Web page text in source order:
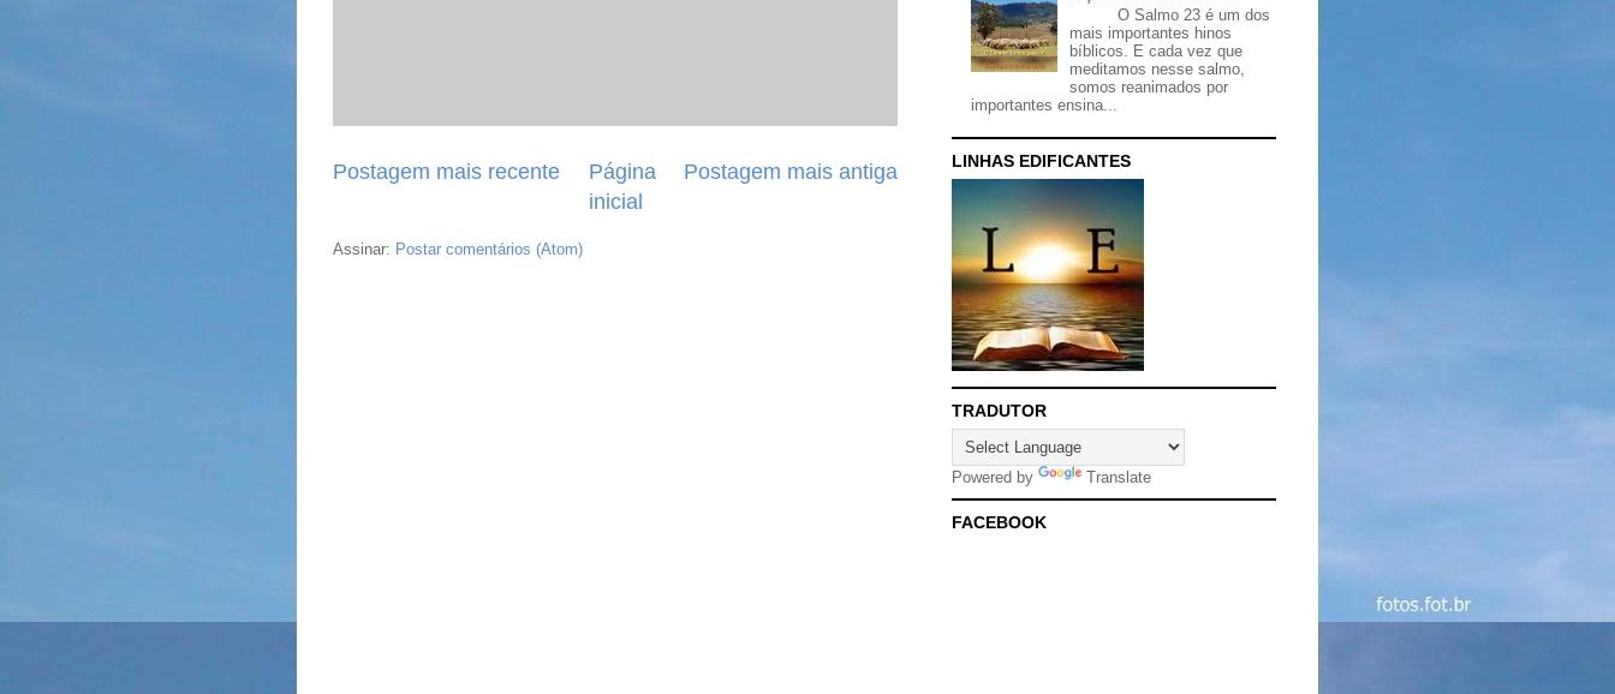
Postagem mais recente Postagem mais antiga
Página
inicial
Assinar: Postar comentários (Atom)
O Salmo 23 é um dos
mais importantes hinos
bíblicos. E cada vez que
meditamos nesse salmo,
somos reanimados por
importantes ensina...
LINHAS EDIFICANTES
TRADUTOR
Powered by Translate
FACEBOOK